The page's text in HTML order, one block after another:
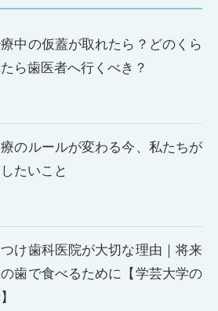
中の仮蓋が取れたら？どのくら
ら歯医者へ行くべき？
のルールが変わる今、私たちが
たいこと
け歯科医院が大切な理由｜将来
歯で食べるために【学芸大学の